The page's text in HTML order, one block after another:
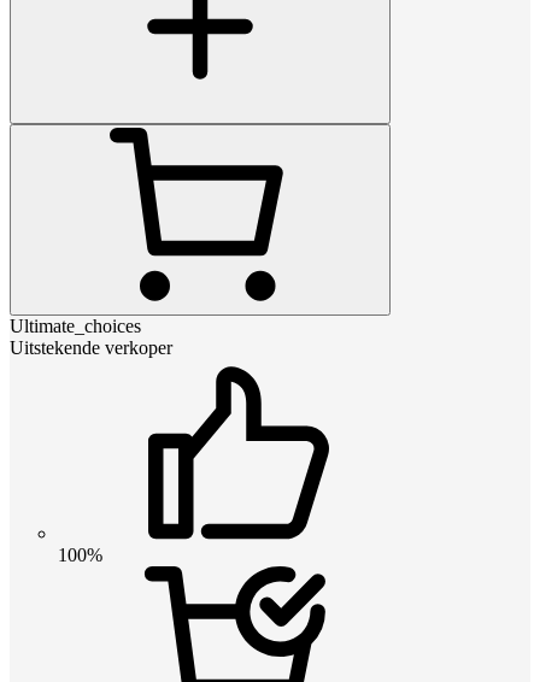
Ultimate_choices
Uitstekende verkoper
100%